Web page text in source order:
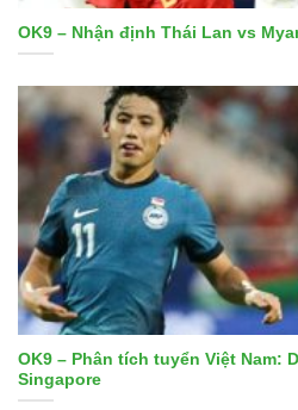
OK9 – Nhận định Thái Lan vs
OK9 – Phân tích tuyển Việt Nam:
Singapore